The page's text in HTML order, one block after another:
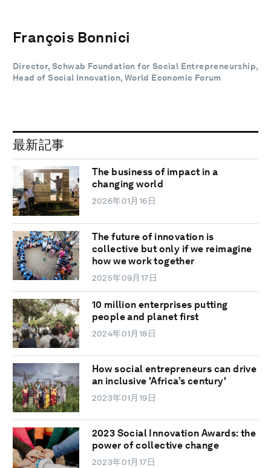
François Bonnici
Director, Schwab Foundation for Social Entrepreneurship,
Head of Social Innovation, World Economic Forum
最新記事
The business of impact in a
changing world
2026年01月16日
The future of innovation is
collective but only if we reimagine
how we work together
2025年09月17日
10 million enterprises putting
people and planet first
2024年01月18日
How social entrepreneurs can drive
an inclusive 'Africa’s century'
2023年01月19日
2023 Social Innovation Awards: the
power of collective change
2023年01月17日